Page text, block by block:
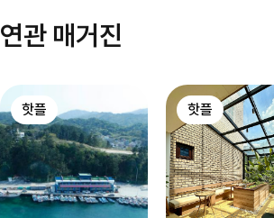
연관 매거진
핫플 핫플